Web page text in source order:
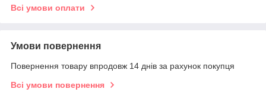
Всі умови оплати
Умови повернення
Повернення товару впродовж 14 днів за рахунок покупця
Всі умови повернення